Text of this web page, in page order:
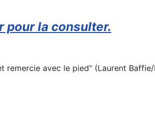
pour la consulter.
avec le pied" (Laurent Baffie/